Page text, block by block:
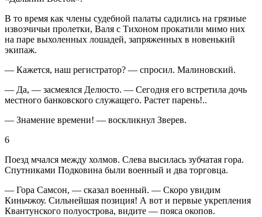
В то время как члены судебной палаты садились на грязные
извозчичьи пролетки, Валя с Тихоном прокатили мимо них
на паре выхоленных лошадей, запряженных в новенький
экипаж.
— Кажется, наш регистратор? — спросил. Малиновский.
— Да, — засмеялся Делюсто. — Сегодня его встретила дочь
местного банковского служащего. Растет парень!..
— Знамение времени! — воскликнул Зверев.
6
Поезд мчался между холмов. Слева высилась зубчатая гора.
Спутниками Подковина были военный и два торговца.
— Гора Самсон, — сказал военный. — Скоро увидим
Киньчжоу. Сильнейшая позиция! А вот и первые укрепления
Квантунского полуострова, видите — пояса окопов.